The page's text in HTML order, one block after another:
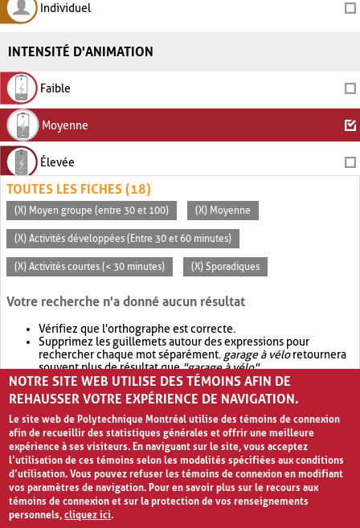
Individuel
INTENSITÉ D'ANIMATION
Faible
Moyenne
Élevée
TOUTES LES FICHES (18)
(X) Moyen groupe (entre 30 et 100) (X) Moyenne
(X) Activités développées (Entre 30 et 60 minutes)
(X) Activités courtes (< 30 minutes) (X) Sporadiques
Votre recherche n'a donné aucun résultat
Vérifiez que l'orthographe est correcte.
Supprimez les guillemets autour des expressions pour
rechercher chaque mot séparément. garage à véloretournera
souvent plus de résultat que"garage à vélo".
Envisagez d'élargir votre recherche avec OR.garage OR vélo
retournera souvent plus de résultat quegarage à vélo
NOTRE SITE WEB UTILISE DES TÉMOINS AFIN DE
REHAUSSER VOTRE EXPÉRIENCE DE NAVIGATION.
Le site web de Polytechnique Montréal utilise des témoins de connexion
afin de recueillir des statistiques générales et offrir une meilleure
expérience à ses visiteurs. En naviguant sur le site, vous acceptez
l’utilisation de ces témoins selon les modalités spécifiées aux conditions
d’utilisation. Vous pouvez refuser les témoins de connexion en modifiant
vos paramètres de navigation. Pour en savoir plus sur le recours aux
témoins de connexion et sur la protection de vos renseignements
personnels,cliquez ici.